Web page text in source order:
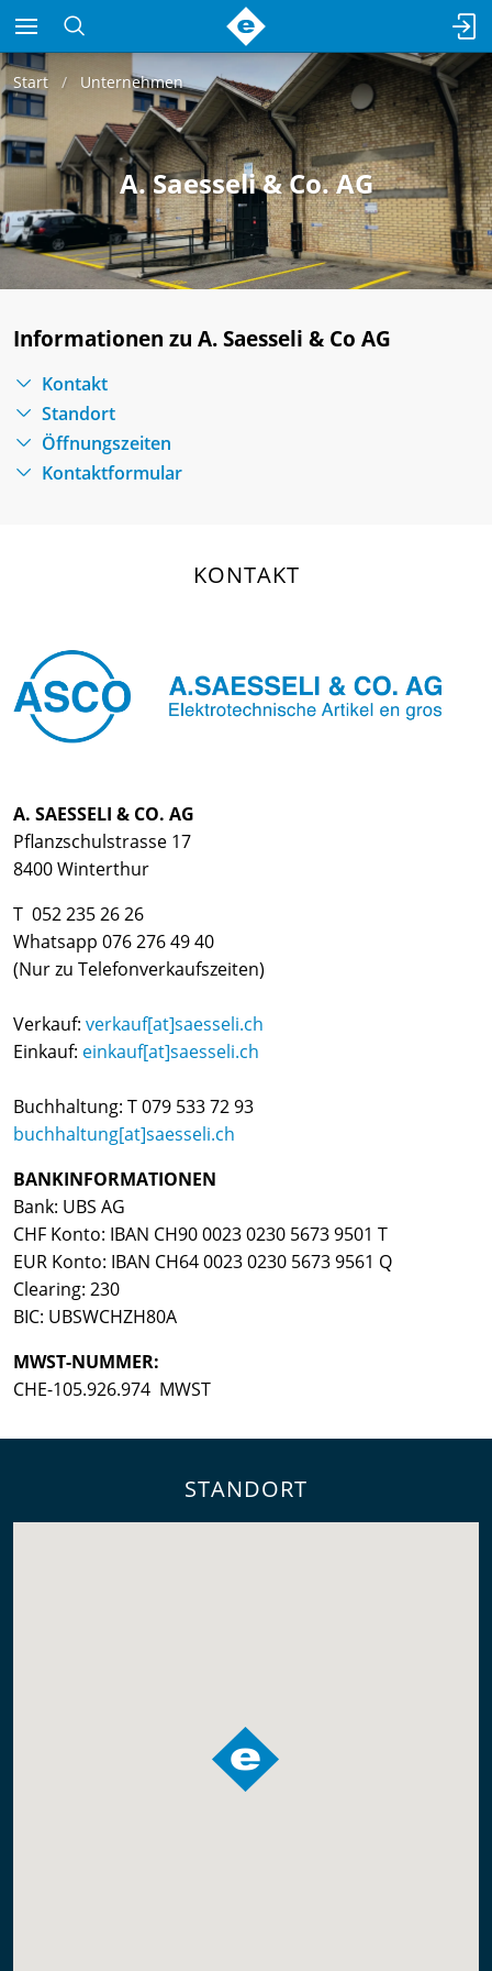
Start Unternehmen
A. Saesseli & Co. AG
Informationen zu A. Saesseli & Co AG
Kontakt
Standort
Öffnungszeiten
Kontaktformular
KONTAKT
A. SAESSELI & CO. AG
Pflanzschulstrasse 17
8400 Winterthur
T 052 235 26 26
Whatsapp 076 276 49 40
(Nur zu Telefonverkaufszeiten)
Verkauf: verkauf[at]saesseli.ch
Einkauf: einkauf[at]saesseli.ch
Buchhaltung: T 079 533 72 93
buchhaltung[at]saesseli.ch
BANKINFORMATIONEN
Bank: UBS AG
CHF Konto: IBAN CH90 0023 0230 5673 9501 T
EUR Konto: IBAN CH64 0023 0230 5673 9561 Q
Clearing: 230
BIC: UBSWCHZH80A
MWST-NUMMER:
CHE-105.926.974 MWST
STANDORT